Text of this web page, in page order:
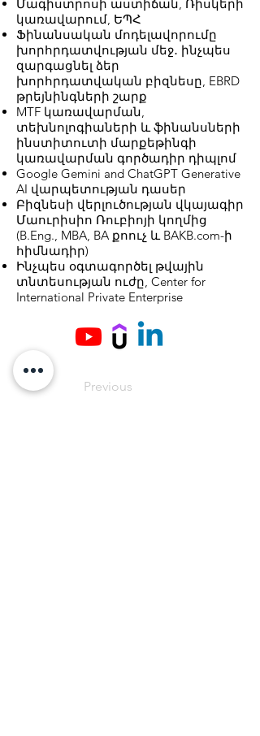
Մագիստրոսի աստիճան, Ռիսկերի
կառավարում, ԵՊՀ
Ֆինանսական մոդելավորումը
խորհրդատվության մեջ․ ինչպես
զարգացնել ձեր
խորհրդատվական բիզնեսը, EBRD
թրեյնինգների շարք
MTF կառավարման,
տեխնոլոգիաների և ֆինանսների
ինստիտուտի մարքեթինգի
կառավարման գործադիր դիպլոմ
Google Gemini and ChatGPT Generative
AI վարպետության դասեր
Բիզնեսի վերլուծության վկայագիր
Մաուրիսիո Ռուբիոյի կողմից
(B.Eng., MBA, BA քոուչ և BAKB.com-ի
հիմնադիր)
Ինչպես օգտագործել թվային
տնտեսության ուժը, Center for
International Private Enterprise
Previous